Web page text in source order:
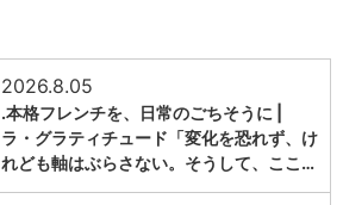
2026.8.05
.本格フレンチを、日常のごちそうに |
ラ・グラティチュード「変化を恐れず、け
れども軸はぶらさない。そうして、ここ…